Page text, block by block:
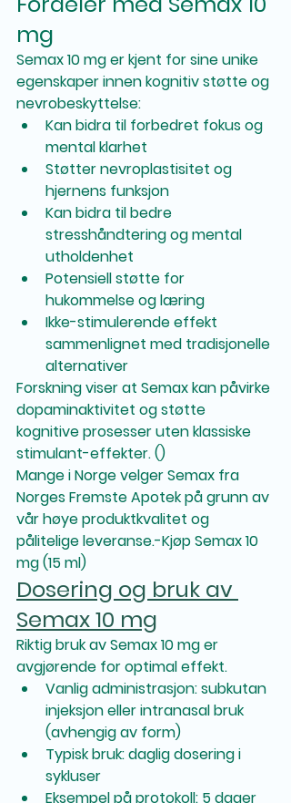
mg
Semax 10 mg er kjent for sine unike
egenskaper innen kognitiv støtte og
nevrobeskyttelse:
Kan bidra til forbedret fokus og
mental klarhet
Støtter nevroplastisitet og
hjernens funksjon
Kan bidra til bedre
stresshåndtering og mental
utholdenhet
Potensiell støtte for
hukommelse og læring
Ikke-stimulerende effekt
sammenlignet med tradisjonelle
alternativer
Forskning viser at Semax kan påvirke
dopaminaktivitet og støtte
kognitive prosesser uten klassiske
stimulant-effekter. ()
Mange i Norge velger Semax fra
Norges Fremste Apotek på grunn av
vår høye produktkvalitet og
pålitelige leveranse.-Kjøp Semax 10
mg (15 ml)
Dosering og bruk av
Semax 10 mg
Riktig bruk av Semax 10 mg er
avgjørende for optimal effekt.
Vanlig administrasjon: subkutan
injeksjon eller intranasal bruk
(avhengig av form)
Typisk bruk: daglig dosering i
sykluser
Eksempel på protokoll: 5 dager